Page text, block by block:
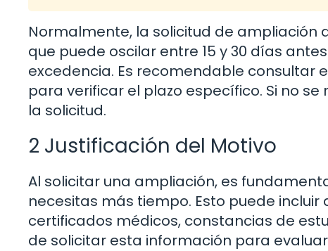
Normalmente, la solicitud de ampliación
que puede oscilar entre 15 y 30 días
excedencia. Es recomendable consultar
para verificar el plazo específico. Si no
la solicitud.
2 Justificación del Motivo
Al solicitar una ampliación, es
necesitas más tiempo. Esto puede
certificados médicos, constancias de
de solicitar esta información para